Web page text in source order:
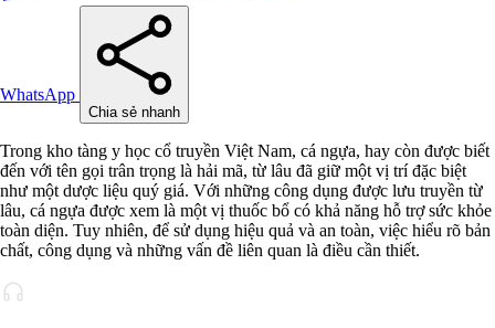
WhatsApp
Chia sẻ nhanh
Trong kho tàng y học cổ truyền Việt Nam, cá ngựa, hay còn được biết
đến với tên gọi trân trọng là hải mã, từ lâu đã giữ một vị trí đặc biệt
như một dược liệu quý giá. Với những công dụng được lưu truyền từ
lâu, cá ngựa được xem là một vị thuốc bổ có khả năng hỗ trợ sức khỏe
toàn diện. Tuy nhiên, để sử dụng hiệu quả và an toàn, việc hiểu rõ bản
chất, công dụng và những vấn đề liên quan là điều cần thiết.